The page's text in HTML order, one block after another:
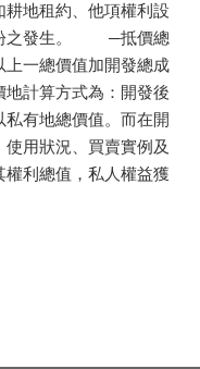
地租約、他項權利設
紛之發生。 ─抵價總
一總價值加開發總成
計算方式為：開發後
有地總價值。而在開
用狀況、買賣實例及
利總值，私人權益獲